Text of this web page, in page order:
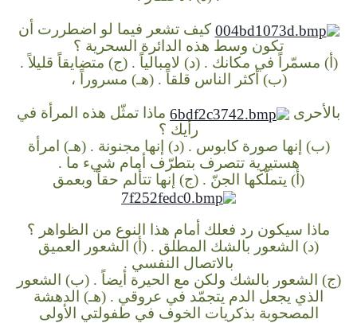
كيف تشعر فيما لو اضطررت أن
تكون وسط هذه الدائرة السحرية ؟
(أ) مسمّراً في مكانك . (د) لامبالياً . (ج) متضايقاً قليلاً .
(ب) أكثر الناس قلقاً . (هـ) مسروراً ،
بالأحرى
ماذا تمثّل هذه المرأة في
رأيك ؟
(ب) إنها صورة كابوس . (د) إنها مجنونة . (هـ) امرأة
هستيرية تتصرف بتطرّف أمام شيء ما .
(أ) يتملّكها الجنّ . (ج) إنها تتألم حقاً وبعمق
ماذا سيكون رد فعلك أمام هذا النوع من الظواهر ؟
(د) الشعور بالشك المطلق . (أ) الشعور العميق
بالاتصال النفسي .
(ج) الشعور بالشك ولكن مع الحيرة أيضاً . (ب) الشعور
الذي يجعل الدم يتجمّد في عروقي . (هـ) الدهشة
المصحوبة بذكريات الخوف في طفولتي الأولى